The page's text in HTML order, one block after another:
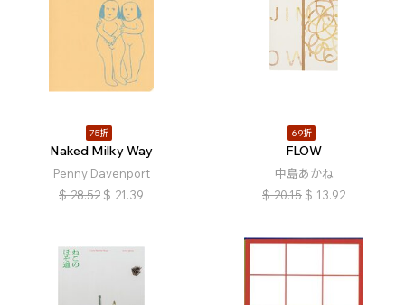
75折
Naked Milky Way
Penny Davenport
$ 28.52 $ 21.39
69折
FLOW
中島あかね
$ 20.15 $ 13.92